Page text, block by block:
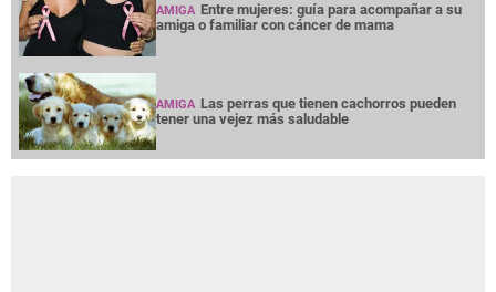
AMIGA Entre mujeres: guía para acompañar a su
amiga o familiar con cáncer de mama
AMIGA Las perras que tienen cachorros pueden
tener una vejez más saludable